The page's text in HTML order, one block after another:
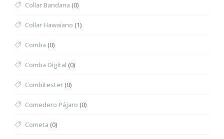
Collar Bandana (0)
Collar Hawaiano (1)
Comba (0)
Comba Digital (0)
Combitester(0)
Comedero Pájaro (0)
Cometa (0)